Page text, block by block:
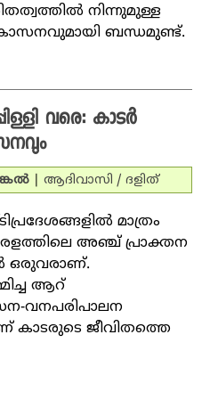
നിന്നുമുള്ള
ബന്ധമുണ്ട്.
വരെ: കാടര്‍
ആദിവാസി / ദളിത്‌
മാത്രം
അഞ്ച് പ്രാക്തന
ഒരുവരാണ്.
ആറ്
വനപരിപാലന
ജീവിതത്തെ